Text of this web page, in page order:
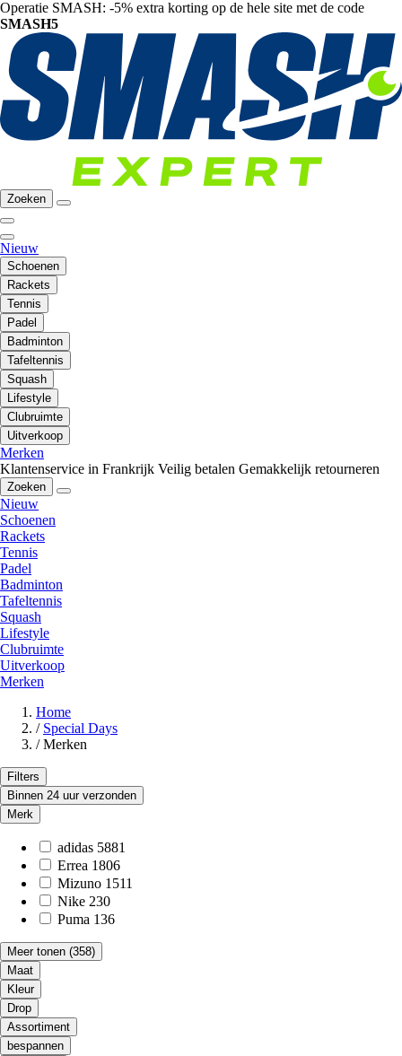
Operatie SMASH: -5% extra korting op de hele site met de code
SMASH5
Zoeken
Nieuw
Schoenen
Rackets
Tennis
Padel
Badminton
Tafeltennis
Squash
Lifestyle
Clubruimte
Uitverkoop
Merken
Klantenservice in Frankrijk Veilig betalen Gemakkelijk retourneren
Zoeken
Nieuw
Schoenen
Rackets
Tennis
Padel
Badminton
Tafeltennis
Squash
Lifestyle
Clubruimte
Uitverkoop
Merken
Home
/ Special Days
/ Merken
Filters
Binnen 24 uur verzonden
Merk
adidas 5881
Errea 1806
Mizuno 1511
Nike 230
Puma 136
Meer tonen (358)
Maat
Kleur
Drop
Assortiment
bespannen